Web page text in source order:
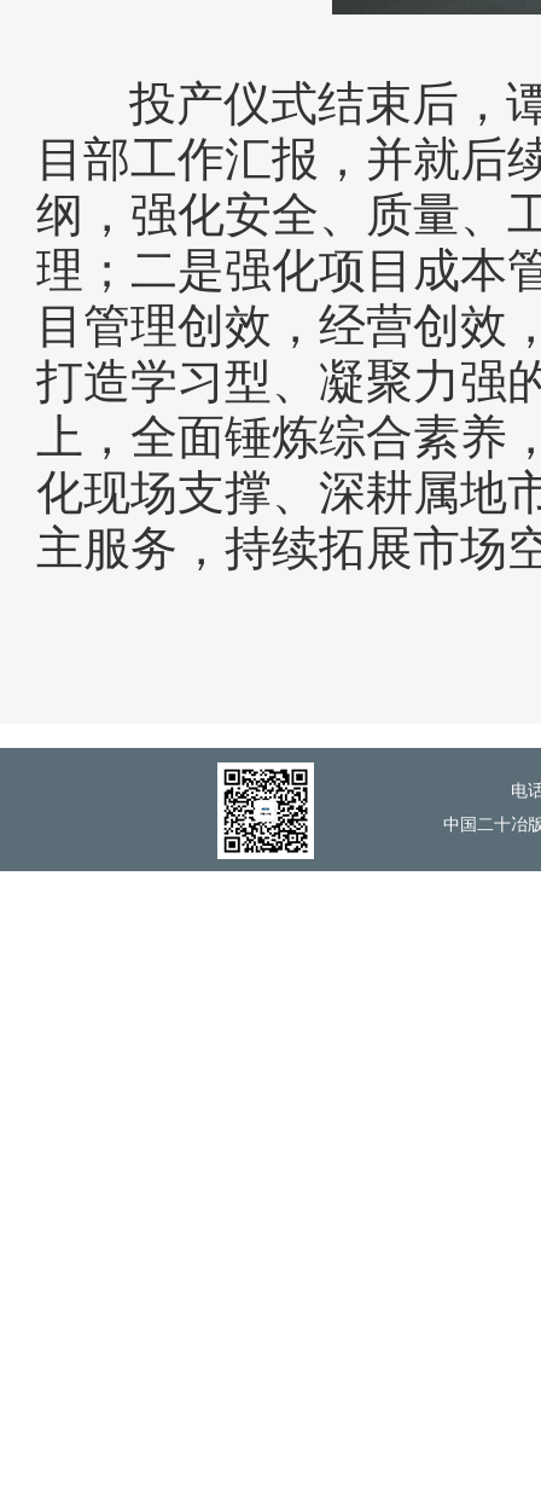
投产仪式结束后，谭
目部工作汇报，并就后
纲，强化安全、质量、
理；二是强化项目成本
目管理创效，经营创效
打造学习型、凝聚力强
上，全面锤炼综合素
化现场支撑、深耕属地
主服务，持续拓展市场
电
中国二十